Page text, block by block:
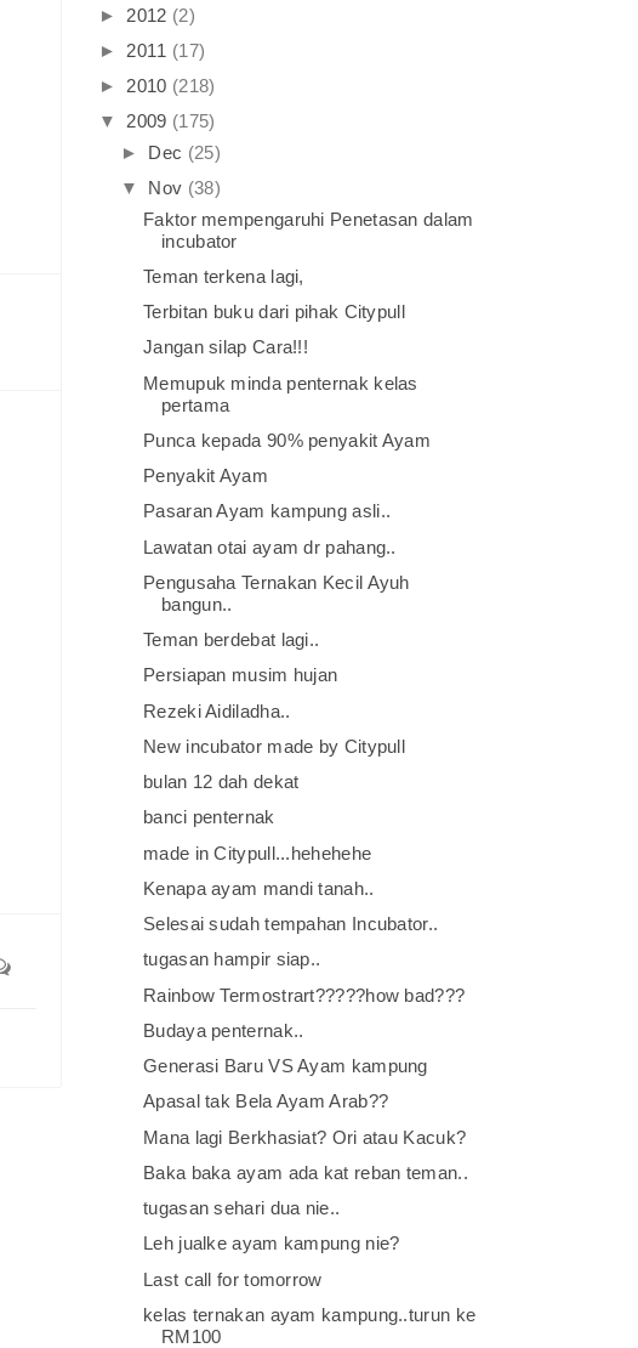
► 2012 (2)
► 2011 (17)
► 2010 (218)
▼ 2009 (175)
► Dec (25)
▼ Nov (38)
Faktor mempengaruhi Penetasan dalam
incubator
Teman terkena lagi,
Terbitan buku dari pihak Citypull
Jangan silap Cara!!!
Memupuk minda penternak kelas
pertama
Punca kepada 90% penyakit Ayam
Penyakit Ayam
Pasaran Ayam kampung asli..
Lawatan otai ayam dr pahang..
Pengusaha Ternakan Kecil Ayuh
bangun..
Teman berdebat lagi..
Persiapan musim hujan
Rezeki Aidiladha..
New incubator made by Citypull
bulan 12 dah dekat
banci penternak
made in Citypull...hehehehe
Kenapa ayam mandi tanah..
Selesai sudah tempahan Incubator..
tugasan hampir siap..
Rainbow Termostrart?????how bad???
Budaya penternak..
Generasi Baru VS Ayam kampung
Apasal tak Bela Ayam Arab??
Mana lagi Berkhasiat? Ori atau Kacuk?
Baka baka ayam ada kat reban teman..
tugasan sehari dua nie..
Leh jualke ayam kampung nie?
Last call for tomorrow
kelas ternakan ayam kampung..turun ke
RM100